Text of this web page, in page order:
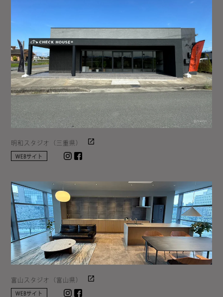
明和スタジオ（三重県）
WEBサイト Instagram
富山スタジオ（富山県）
WEBサイト Instagram